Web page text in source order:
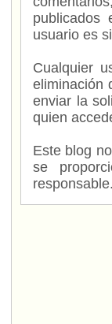
usuario es
Cualquier
eliminación
enviar la
quien
Este blog
se